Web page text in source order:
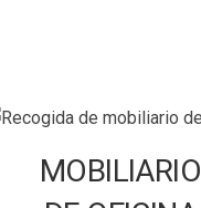
MOBILIARIO